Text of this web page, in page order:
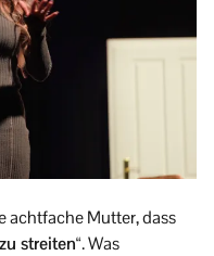
achtfache Mutter, dass
streiten“. Was